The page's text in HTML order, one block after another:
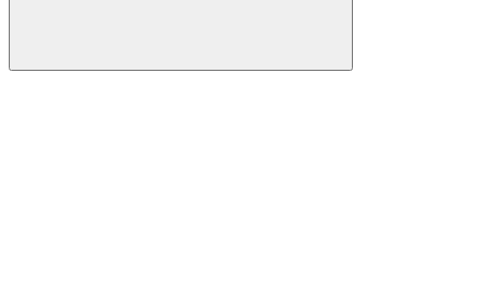
Buscar